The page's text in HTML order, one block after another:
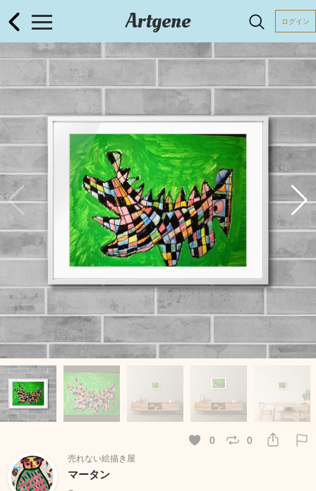
Artgene ログイン
0 0
売れない絵描き屋
マータン